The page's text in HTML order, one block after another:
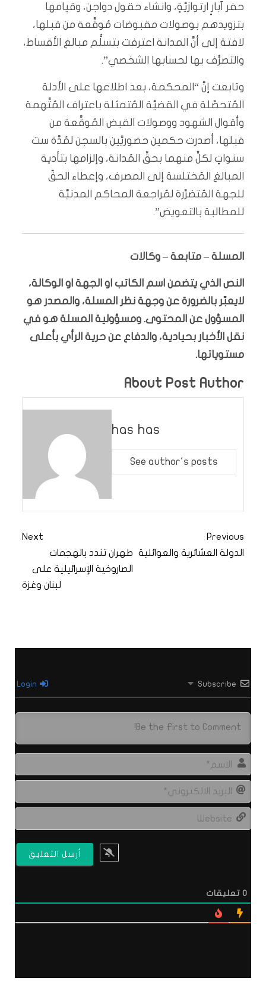
حفر آبارٍ ارتوازيَّةٍ، وانشاء حقول دواجن، وقيامها
بتزويدهم بوصولات مقبوضات مُوقَّعة من قبلها،
لافتة إلى أنَّ المدانة اعترفت بتسلُّم مبالغ الأقساط،
والتصرُّف بها لحسابها الشخصي”.
وتابعت إنَّ “المحكمة، بعد اطلاعها على الأدلة
المُتحصّلة في القضيَّة المُتمثلة باعتراف المُتَّهمة
وأقوال الشهود ووصولات القبض المُوقَّعة من
قبلها، أصدرت حكمين حضوريَّين بالسجن لمُدَّة ست
سنواتٍ لكلٍّ منهما بحقِّ المُدانة، وإلزامها بتأدية
المبالغ المُختلسة إلى المصرف، وإعطاء الحقّ
للجهة المُتضرِّرة لمُراجعة المحاكم المدنيَّة
للمطالبة بالتعويض”.
المسلة – متابعة – وكالات
النص الذي يتضمن اسم الكاتب او الجهة او الوكالة،
لايعبّر بالضرورة عن وجهة نظر المسلة، والمصدر هو
المسؤول عن المحتوى. ومسؤولية المسلة هو في
نقل الأخبار بحيادية، والدفاع عن حرية الرأي بأعلى
مستوياتها.
About Post Author
has has
See author's posts
Previous
الدولة العشائرية والعوائلية
Next
طهران تندد بالهجمات
الصاروخية الإسرائيلية على
لبنان وغزة
Subscribe
0 تعليقات